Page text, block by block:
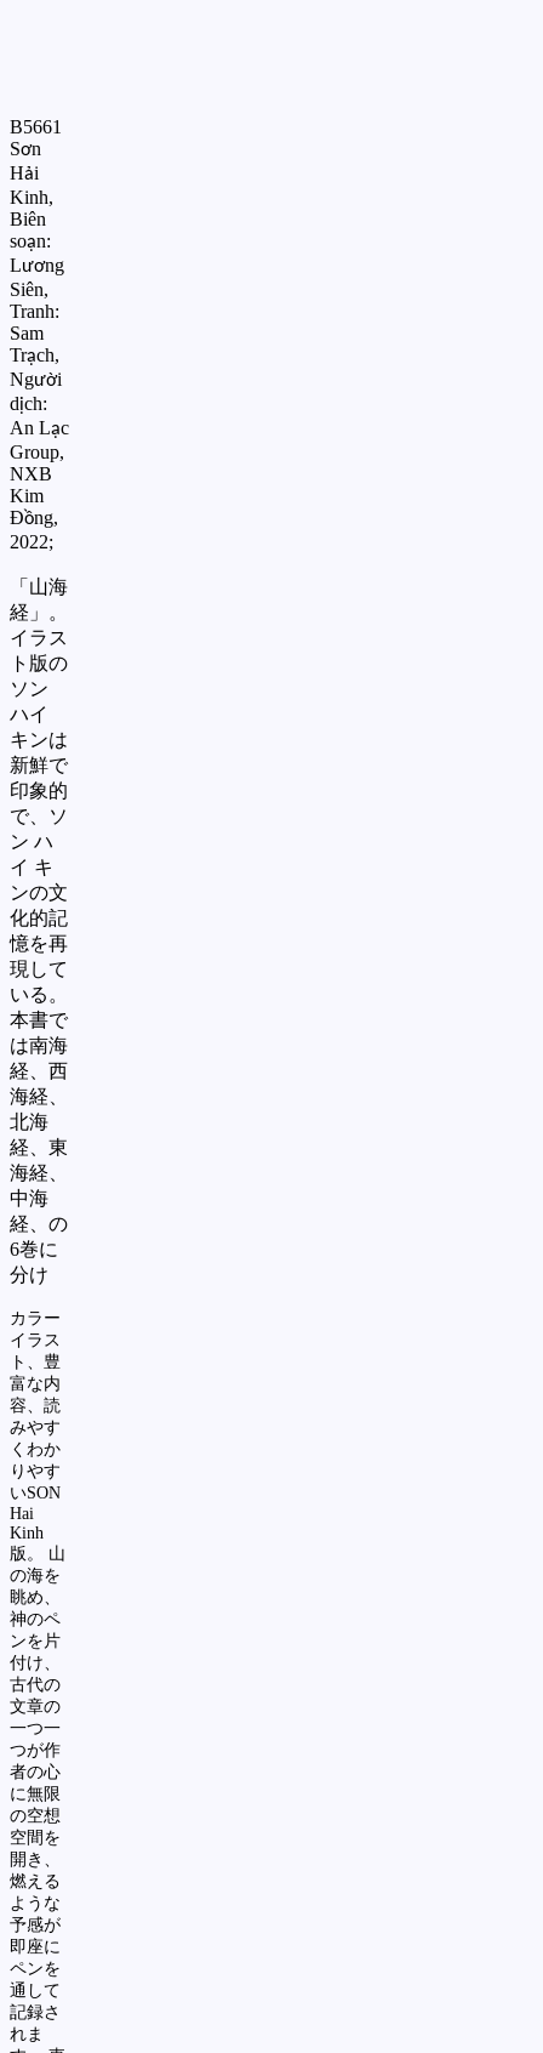
B5661
Sơn
Hải
Kinh,
Biên
soạn:
Lương
Siên,
Tranh:
Sam
Trạch,
Người
dịch:
An Lạc
Group,
NXB
Kim
Đồng,
2022;
「山海
経」。
イラス
ト版の
ソン
ハイ
キンは
新鮮で
印象的
で、ソ
ン ハ
イ キ
ンの文
化的記
憶を再
現して
いる。
本書で
は南海
経、西
海経、
北海
経、東
海経、
中海
経、の
6巻に
分け
カラー
イラス
ト、豊
富な内
容、読
みやす
くわか
りやす
いSON
Hai
Kinh
版。
山
の海を
眺め、
神のペ
ンを片
付け、
古代の
文章の
一つ一
つが作
者の心
に無限
の空想
空間を
開き、
燃える
ような
予感が
即座に
ペンを
通して
記録さ
れま